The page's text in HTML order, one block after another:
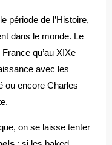
période de l’Histoire,
dans le monde. Le
qu’au XIXe
avec les
ou encore Charles
on se laisse tenter